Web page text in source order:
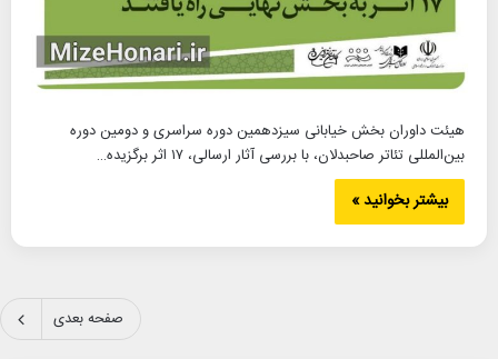
هیئت داوران بخش خیابانی سیزدهمین دوره سراسری و دومین دوره
بین‌المللی تئاتر صاحبدلان، با بررسی آثار ارسالی، ۱۷ اثر برگزیده…
بیشتر بخوانید »
صفحه بعدی